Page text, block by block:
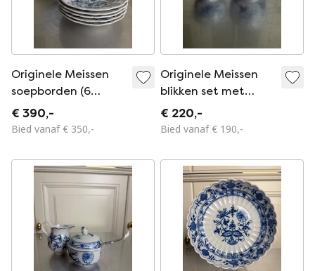
Originele Meissen
soepborden (6
stuks), uienpatroon
– model 489 –
cm – uitstekende
staat
€ 390,-
Bied vanaf € 350,-
Originele Meissen
blikken set met
uienmotief – 2
blikken met deksel –
Uitstekende staat
€ 220,-
Bied vanaf € 190,-